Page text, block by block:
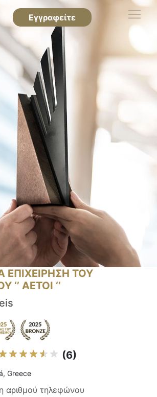
Εγγραφείτε
ΕΠΙΧΕΙΡΗΣΗ ΤΟΥ
‘’ ΑΕΤΟΙ ‘’
(6)
Greece
αριθμού τηλεφώνου